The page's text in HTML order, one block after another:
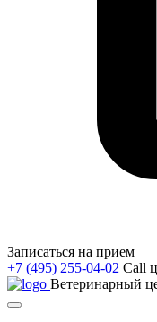
Записаться на прием
+7 (495) 255-04-02 Call
Ветеринарный